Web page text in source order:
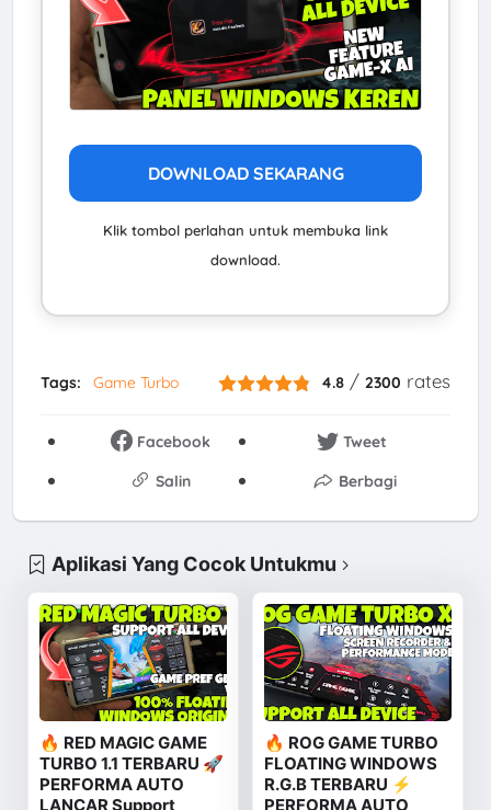
DOWNLOAD SEKARANG
Klik tombol perlahan untuk membuka link
download.
Tags: Game Turbo 4.8 /2300 rates
Facebook
Tweet
Salin
Berbagi
Aplikasi Yang Cocok Untukmu
🔥 RED MAGIC GAME
TURBO 1.1 TERBARU 🚀
PERFORMA AUTO
LANCAR Support
🔥 ROG GAME TURBO
FLOATING WINDOWS
R.G.B TERBARU ⚡
PERFORMA AUTO